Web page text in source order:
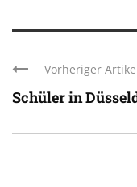
Vorheriger
Schüler in